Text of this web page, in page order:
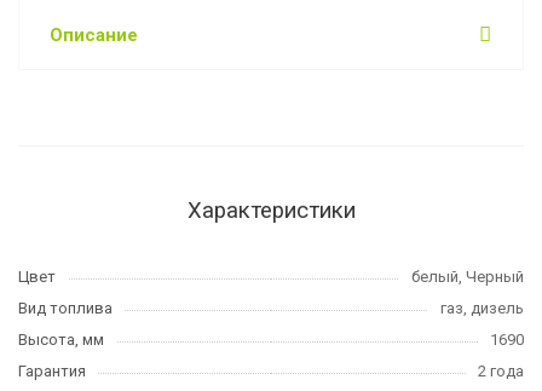
Описание
Характеристики
Цвет
белый, Черный
Вид топлива
газ, дизель
Высота, мм
1690
Гарантия
2 года